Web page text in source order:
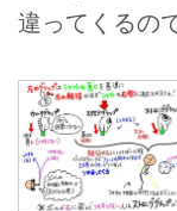
違ってくるの